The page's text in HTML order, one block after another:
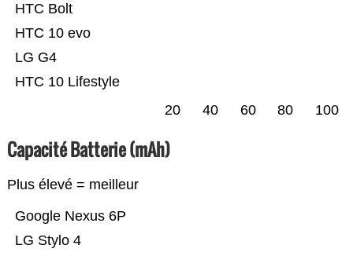
HTC 10 Lifestyle
LG G4
HTC 10 evo
HTC Bolt
20 40 60 80 100
Capacité Batterie (mAh)
Plus élevé = meilleur
LG Stylo 4
Google Nexus 6P